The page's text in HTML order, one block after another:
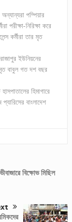
পম্পিয়ার
পরীক্ষা-নিরিক্ষা করে
কর্মীরা তার মৃত
ইউনিয়নের
মৃত বাবুল গত দশ বছর
হিমাগারে
বাংলাদেশ
বিক্ষোভ মিছিল